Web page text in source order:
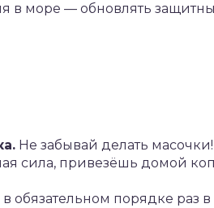
в море — обновлять
Не забывай делать
сила, привезёшь домой
в обязательном порядке раз